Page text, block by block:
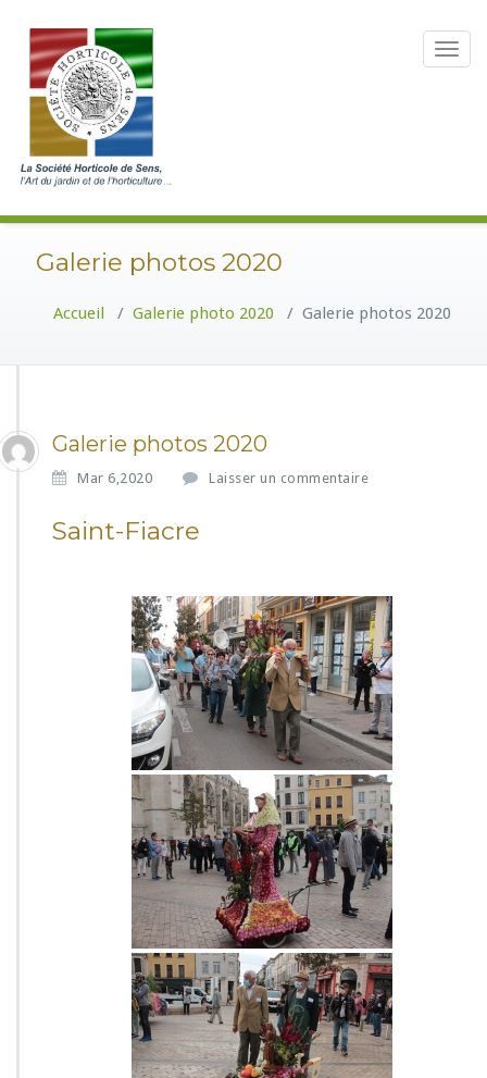
Toggle
Galerie photos 2020
Accueil / Galerie photo 2020 / Galerie photos 2020
Galerie photos 2020
Mar 6,2020 Laisser un commentaire
Saint-Fiacre